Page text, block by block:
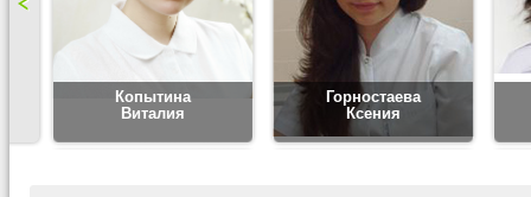
Копытина
Виталия
Горностаева
Ксения